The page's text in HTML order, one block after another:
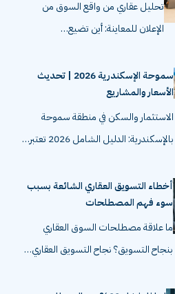
تحليل عقاري من واقع السوق من
الإعلان للمعاينة: أين تضيع…
سموحة الإسكندرية 2026 | تحديث
الأسعار والمشاريع
الاستثمار والسكن في منطقة سموحة
بالإسكندرية: الدليل الشامل 2026 تعتبر…
أخطاء التسويق العقاري الشائعة بسبب
سوء فهم المصطلحات
ما علاقة مصطلحات السوق العقاري
بنجاح التسويق؟ نجاح التسويق العقاري…